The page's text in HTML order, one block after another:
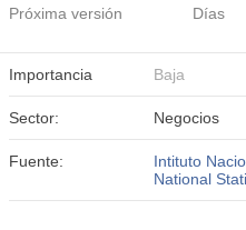
Próxima versión
Días
Importancia Baja
Sector: Negocios
Fuente:
Intituto
National